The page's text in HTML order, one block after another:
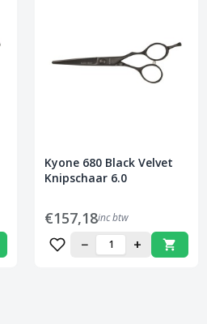
Kyone 680 Black Velvet
Knipschaar 6.0
€157,18inc btw
− +